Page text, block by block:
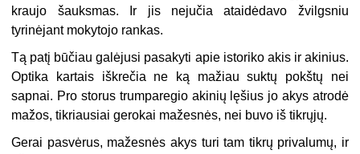
kraujo šauksmas. Ir jis nejučia ataidėdavo žvilgsniu
tyrinėjant mokytojo rankas.
Tą patį būčiau galėjusi pasakyti apie istoriko akis ir akinius.
Optika kartais iškrečia ne ką mažiau suktų pokštų nei
sapnai. Pro storus trumparegio akinių lęšius jo akys atrodė
mažos, tikriausiai gerokai mažesnės, nei buvo iš tikrųjų.
Gerai pasvėrus, mažesnės akys turi tam tikrų privalumų, ir